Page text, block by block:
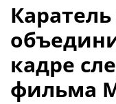
кадре
фильма